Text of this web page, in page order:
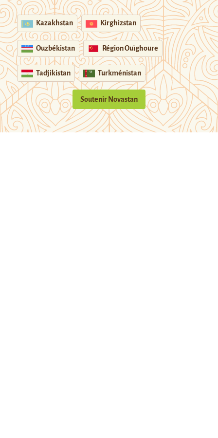
Kazakhstan Kirghizstan
Ouzbékistan Région Ouïghoure
Tadjikistan Turkménistan
Soutenir Novastan